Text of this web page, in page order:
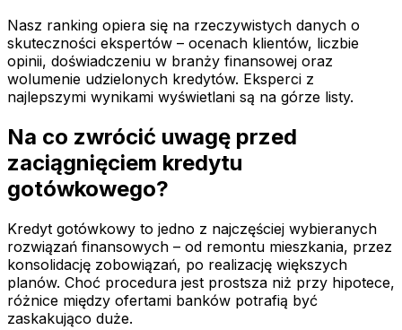
Nasz ranking opiera się na rzeczywistych danych o
skuteczności ekspertów – ocenach klientów, liczbie
opinii, doświadczeniu w branży finansowej oraz
wolumenie udzielonych kredytów. Eksperci z
najlepszymi wynikami wyświetlani są na górze listy.
Na co zwrócić uwagę przed
zaciągnięciem kredytu
gotówkowego?
Kredyt gotówkowy to jedno z najczęściej wybieranych
rozwiązań finansowych – od remontu mieszkania, przez
konsolidację zobowiązań, po realizację większych
planów. Choć procedura jest prostsza niż przy hipotece,
różnice między ofertami banków potrafią być
zaskakująco duże.